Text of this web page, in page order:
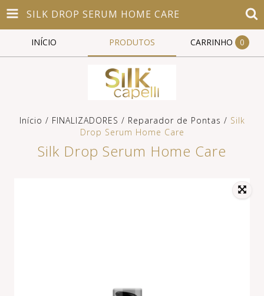
SILK DROP SERUM HOME CARE
INÍCIO PRODUTOS CARRINHO 0
Início / FINALIZADORES / Reparador de Pontas / Silk
Drop Serum Home Care
Silk Drop Serum Home Care